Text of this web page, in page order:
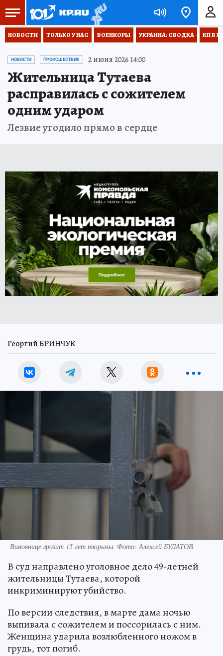
НОВОСТИ ТОЛЬКО У НАС ВОЕНКОРЫ УКРАИНА: СВОДКА КП В
НОВОСТИ ПРОИСШЕСТВИЯ 2 июня 2026 14:00
Жительница Тутаева
расправилась с сожителем
одним ударом
Лезвие угодило прямо в сердце
Георгий БРИНЧУК
Виновнице грозит 15 лет тюрьмы. Фото: Алексей БУЛАТОВ.
В суд направлено уголовное дело 49-летней
жительницы Тутаева, которой
инкриминируют убийство.
По версии следствия, в марте дама ночью
выпивала с сожителем и поссорилась с ним.
Женщина ударила возлюбленного ножом в
грудь, тот погиб.